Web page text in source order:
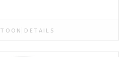
TOON DETAILS